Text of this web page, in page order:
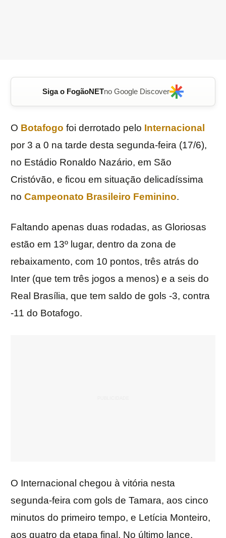
Siga o FogãoNETno Google Discover
O Botafogo foi derrotado pelo Internacional
por 3 a 0 na tarde desta segunda-feira (17/6),
no Estádio Ronaldo Nazário, em São
Cristóvão, e ficou em situação delicadíssima
no Campeonato Brasileiro Feminino.
Faltando apenas duas rodadas, as Gloriosas
estão em 13º lugar, dentro da zona de
rebaixamento, com 10 pontos, três atrás do
Inter (que tem três jogos a menos) e a seis do
Real Brasília, que tem saldo de gols -3, contra
-11 do Botafogo.
O Internacional chegou à vitória nesta
segunda-feira com gols de Tamara, aos cinco
minutos do primeiro tempo, e Letícia Monteiro,
aos quatro da etapa final. No último lance,